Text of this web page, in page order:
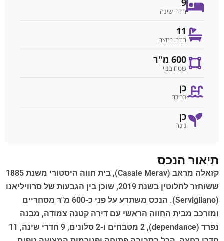
9
חדרי שינה
11
חדרי רחצה
600 מ"ר
שטח בנוי
כן
בריכה
כן
גינה
תיאור הנכס
קזאלה מראב (Casale Merav), בית חווה היסטורי משנת 1885
ששוחזר לחלוטין בשנת 2019, שוכן בין הגבעות של סרוויליאנו
(Servigliano). הנכס משתרע על פני כ-600 מ"ר מסחריים
ומורכב מבית החווה הראשי עם דירה קטנה צמודה, מבנה
נפרד (dependance), 2 מטבחים ו-2 סלונים, 9 חדרי שינה, 11